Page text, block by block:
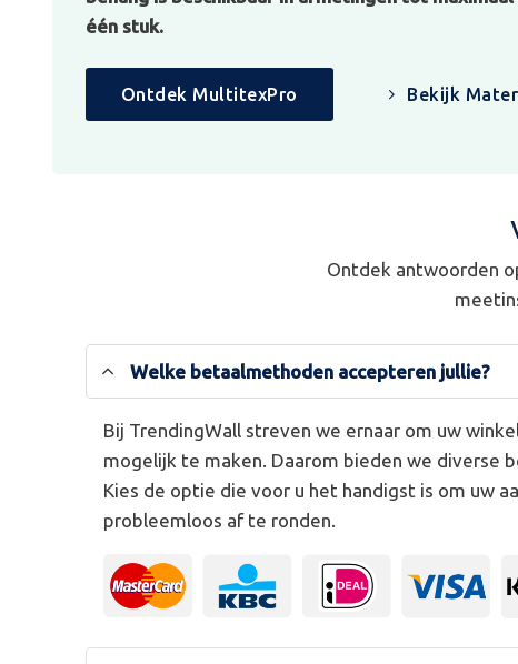
één stuk.
Ontdek MultitexPro Bekijk
Ontdek antwoorden
Welke betaalmethoden accepteren jullie?
Bij TrendingWall streven we ernaar om uw
mogelijk te maken. Daarom bieden we diverse
Kies de optie die voor u het handigst is om uw
probleemloos af te ronden.